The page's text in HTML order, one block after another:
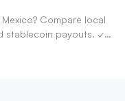
Compare local
stablecoin payouts. ✓